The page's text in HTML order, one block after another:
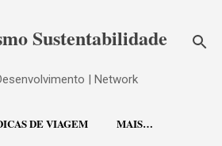
Sustentabilidade
| Network
DE VIAGEM MAIS…